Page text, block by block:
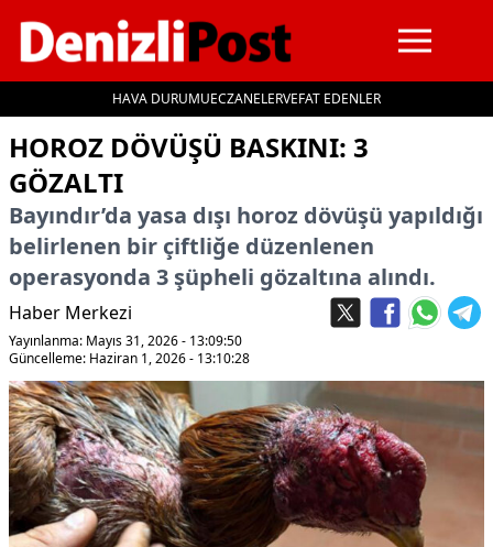
HAVA DURUMUECZANELERVEFAT EDENLER
HOROZ DÖVÜŞÜ BASKINI: 3
GÖZALTI
Bayındır’da yasa dışı horoz dövüşü yapıldığı
belirlenen bir çiftliğe düzenlenen
operasyonda 3 şüpheli gözaltına alındı.
Haber Merkezi
Yayınlanma: Mayıs 31, 2026 - 13:09:50
Güncelleme: Haziran 1, 2026 - 13:10:28